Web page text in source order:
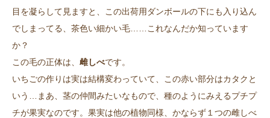
目を凝らして見ますと、この出荷用ダンボールの下にも入り込ん
でしまってる、茶色い細かい毛……これなんだか知っています
か？
この毛の正体は、 雌しべです。
いちごの作りは実は結構変わっていて、この赤い部分はカタクと
いう…まあ、茎の仲間みたいなもので、種のようにみえるプチプ
チが果実なのです。果実は他の植物同様、かならず１つの雌しべ